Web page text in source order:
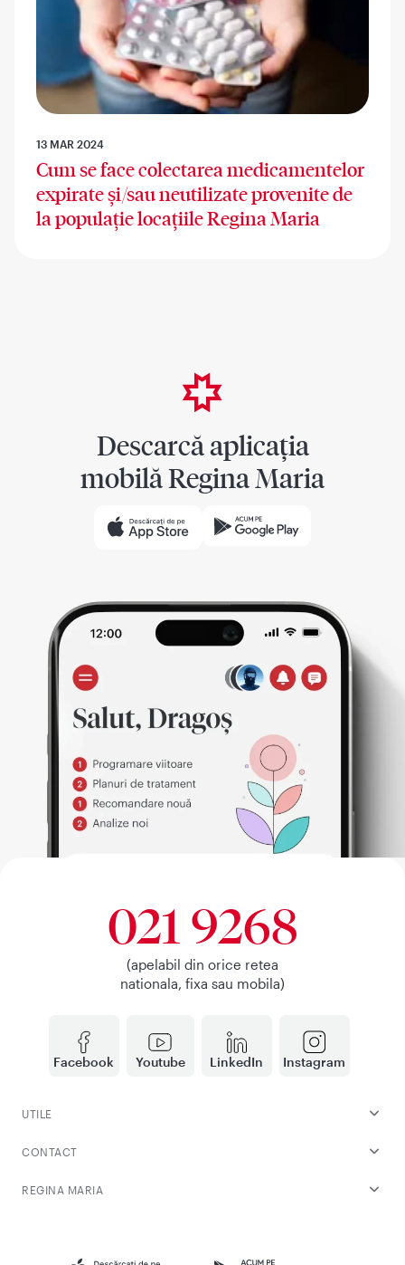
13 MAR 2024
Cum se face colectarea medicamentelor
expirate și/sau neutilizate provenite de
la populație locațiile Regina Maria
Descarcă aplicația
mobilă Regina Maria
Facebook Youtube LinkedIn Instagram
021 9268
(apelabil din orice retea
nationala, fixa sau mobila)
UTILE
CONTACT
REGINA MARIA